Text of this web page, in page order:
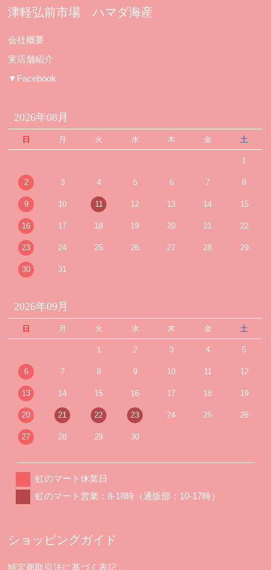
津軽弘前市場 ハマダ海産
会社概要
実店舗紹介
▼Facebook
2026年08月
日 月 火 水 木 金 土
1
2 3 4 5 6 7 8
9 10 11 12 13 14 15
16 17 18 19 20 21 22
23 24 25 26 27 28 29
30 31
2026年09月
日 月 火 水 木 金 土
1 2 3 4 5
6 7 8 9 10 11 12
13 14 15 16 17 18 19
20 21 22 23 24 25 26
27 28 29 30
虹のマート休業日
虹のマート営業：8-18時（通販部：10-17時）
ショッピングガイド
特定商取引法に基づく表記